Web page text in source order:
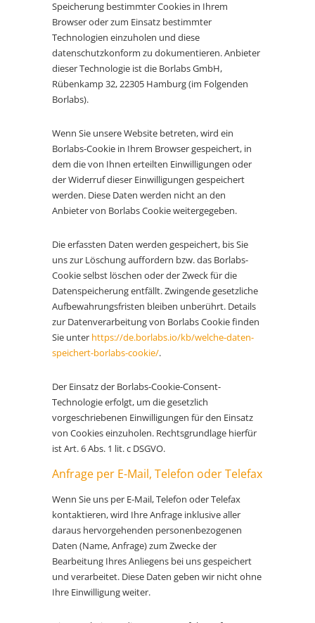
Speicherung bestimmter Cookies in Ihrem
Browser oder zum Einsatz bestimmter
Technologien einzuholen und diese
datenschutzkonform zu dokumentieren. Anbieter
dieser Technologie ist die Borlabs GmbH,
Rübenkamp 32, 22305 Hamburg (im Folgenden
Borlabs).
Wenn Sie unsere Website betreten, wird ein
Borlabs-Cookie in Ihrem Browser gespeichert, in
dem die von Ihnen erteilten Einwilligungen oder
der Widerruf dieser Einwilligungen gespeichert
werden. Diese Daten werden nicht an den
Anbieter von Borlabs Cookie weitergegeben.
Die erfassten Daten werden gespeichert, bis Sie
uns zur Löschung auffordern bzw. das Borlabs-
Cookie selbst löschen oder der Zweck für die
Datenspeicherung entfällt. Zwingende gesetzliche
Aufbewahrungsfristen bleiben unberührt. Details
zur Datenverarbeitung von Borlabs Cookie finden
Sie unter https://de.borlabs.io/kb/welche-daten-
speichert-borlabs-cookie/.
Der Einsatz der Borlabs-Cookie-Consent-
Technologie erfolgt, um die gesetzlich
vorgeschriebenen Einwilligungen für den Einsatz
von Cookies einzuholen. Rechtsgrundlage hierfür
ist Art. 6 Abs. 1 lit. c DSGVO.
Anfrage per E-Mail, Telefon oder Telefax
Wenn Sie uns per E-Mail, Telefon oder Telefax
kontaktieren, wird Ihre Anfrage inklusive aller
daraus hervorgehenden personenbezogenen
Daten (Name, Anfrage) zum Zwecke der
Bearbeitung Ihres Anliegens bei uns gespeichert
und verarbeitet. Diese Daten geben wir nicht ohne
Ihre Einwilligung weiter.